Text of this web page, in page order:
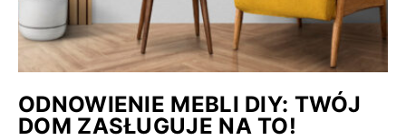
ODNOWIENIE MEBLI DIY: TWÓJ
DOM ZASŁUGUJE NA TO!